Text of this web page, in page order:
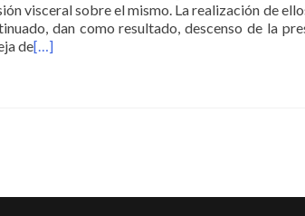
visceral sobre el mismo. La realización de
dan como resultado, descenso de la
de[…]